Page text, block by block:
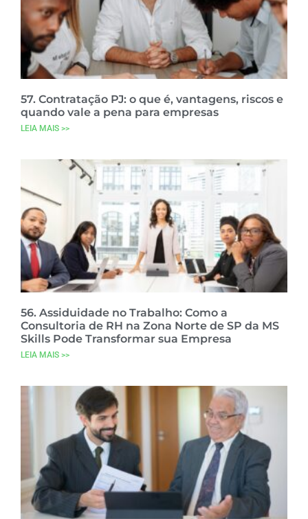
57. Contratação PJ: o que é, vantagens, riscos e
quando vale a pena para empresas
LEIA MAIS >>
56. Assiduidade no Trabalho: Como a
Consultoria de RH na Zona Norte de SP da MS
Skills Pode Transformar sua Empresa
LEIA MAIS >>